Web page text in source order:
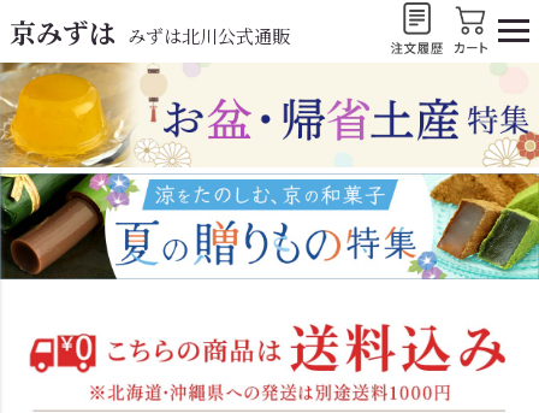
京みずは みずは北川公式通販